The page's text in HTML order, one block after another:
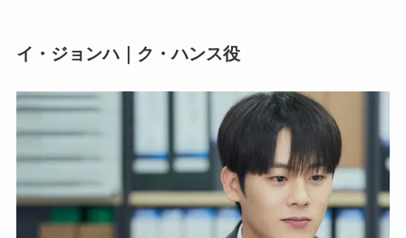
イ・ジョンハ｜ク・ハンス役